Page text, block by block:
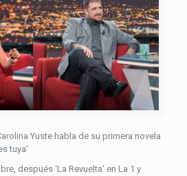
Yuste habla de su primera novela
tuya’
después ‘La Revuelta’ en La 1 y